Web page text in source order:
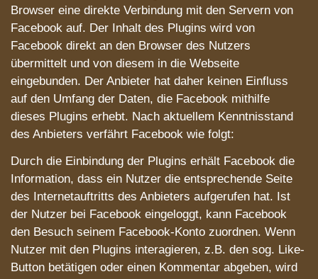
Browser eine direkte Verbindung mit den Servern von
Facebook auf. Der Inhalt des Plugins wird von
Facebook direkt an den Browser des Nutzers
übermittelt und von diesem in die Webseite
eingebunden. Der Anbieter hat daher keinen Einfluss
auf den Umfang der Daten, die Facebook mithilfe
dieses Plugins erhebt. Nach aktuellem Kenntnisstand
des Anbieters verfährt Facebook wie folgt:
Durch die Einbindung der Plugins erhält Facebook die
Information, dass ein Nutzer die entsprechende Seite
des Internetauftritts des Anbieters aufgerufen hat. Ist
der Nutzer bei Facebook eingeloggt, kann Facebook
den Besuch seinem Facebook-Konto zuordnen. Wenn
Nutzer mit den Plugins interagieren, z.B. den sog. Like-
Button betätigen oder einen Kommentar abgeben, wird